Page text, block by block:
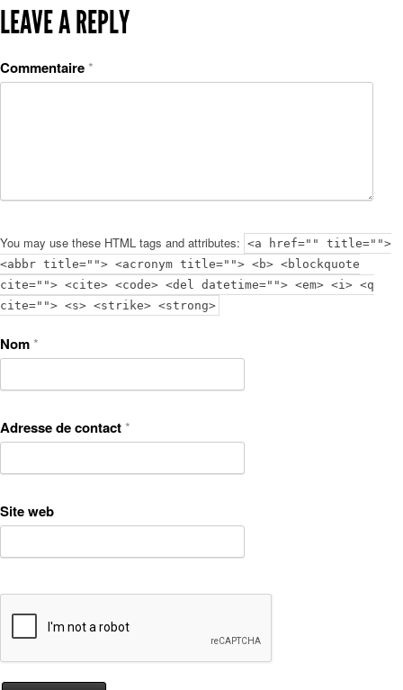
LEAVE A REPLY
Commentaire*
You may use these HTML tags and attributes: <a href="" title="">
<abbr title=""> <acronym title=""> <b> <blockquote
cite=""> <cite> <code> <del datetime=""> <em> <i> <q
cite=""> <s> <strike> <strong>
Nom*
Adresse de contact*
Site web